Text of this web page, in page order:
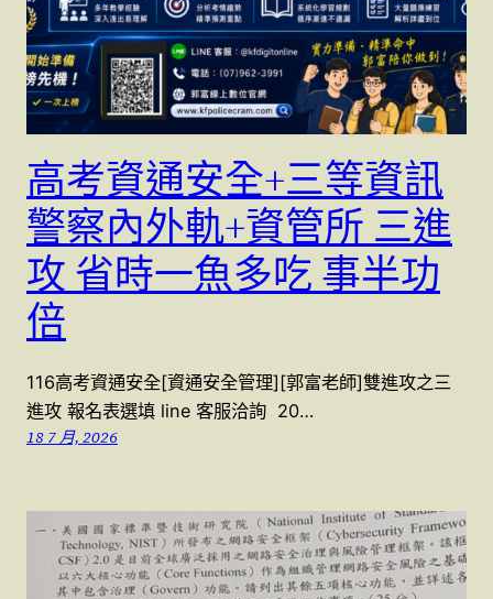
高考資通安全+三等資訊
警察內外軌+資管所 三進
攻 省時一魚多吃 事半功
倍
116高考資通安全[資通安全管理][郭富老師]雙進攻之三
進攻 報名表選填 line 客服洽詢 20…
18 7 月, 2026